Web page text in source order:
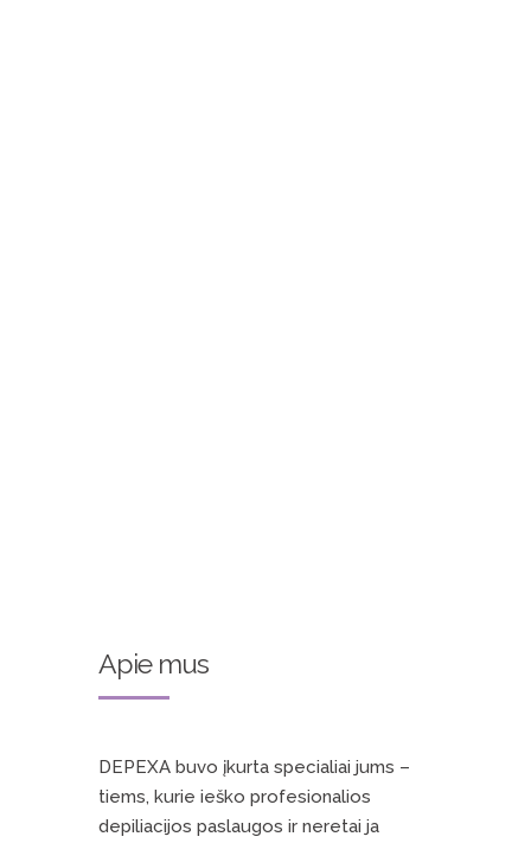
Apie mus
DEPEXA buvo įkurta specialiai jums –
tiems, kurie ieško profesionalios
depiliacijos paslaugos ir neretai ja